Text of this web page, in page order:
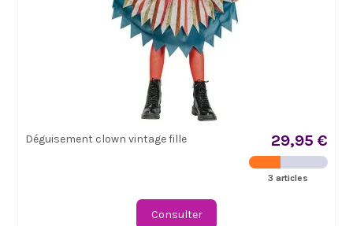
Déguisement clown vintage fille 29,95 €
3 articles
Consulter